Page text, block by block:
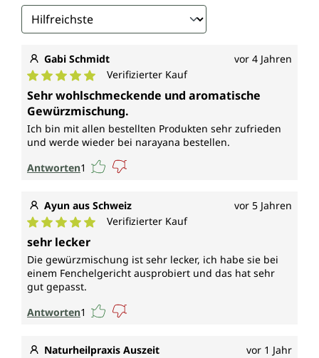
Gabi Schmidt vor 4 Jahren
Durchschnittliche Bewertung von 5 von 5 Sternen
Verifizierter Kauf
Sehr wohlschmeckende und aromatische
Gewürzmischung.
Ich bin mit allen bestellten Produkten sehr zufrieden
und werde wieder bei narayana bestellen.
Antworten1
Ayun aus Schweiz vor 5 Jahren
Durchschnittliche Bewertung von 5 von 5 Sternen
Verifizierter Kauf
sehr lecker
Die gewürzmischung ist sehr lecker, ich habe sie bei
einem Fenchelgericht ausprobiert und das hat sehr
gut gepasst.
Antworten1
Naturheilpraxis Auszeit vor 1 Jahr